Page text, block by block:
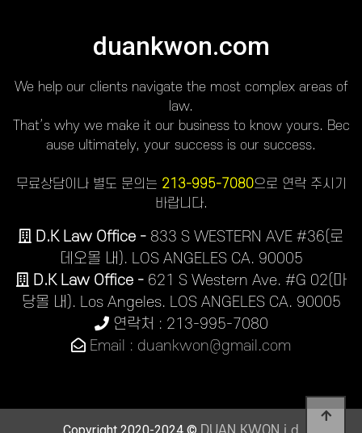
duankwon.com
We help our clients navigate the most complex areas of
law.
That’s why we make it our business to know yours. Bec
ause ultimately, your success is our success.
무료상담이나 별도 문의는 213-995-7080으로 연락 주시기
바랍니다.
D.K Law Office - 833 S WESTERN AVE #36(로
데오몰 내). LOS ANGELES CA. 90005
D.K Law Office - 621 S Western Ave. #G 02(마
당몰 내). Los Angeles. LOS ANGELES CA. 90005
연락처 : 213-995-7080
Email : duankwon@gmail.com